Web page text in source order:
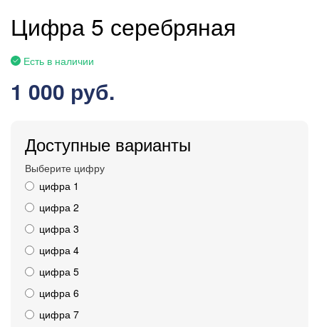
Цифра 5 серебряная
Есть в наличии
1 000 руб.
Доступные варианты
Выберите цифру
цифра 1
цифра 2
цифра 3
цифра 4
цифра 5
цифра 6
цифра 7